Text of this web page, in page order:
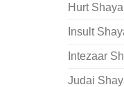
Hurt
Insult
Intezaar
Judai